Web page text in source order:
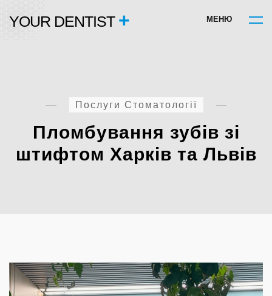
YOUR DENTIST + М ЕН Ю
Послуги Стоматології
Пломбування зубів зі
штифтом Харків та Львів